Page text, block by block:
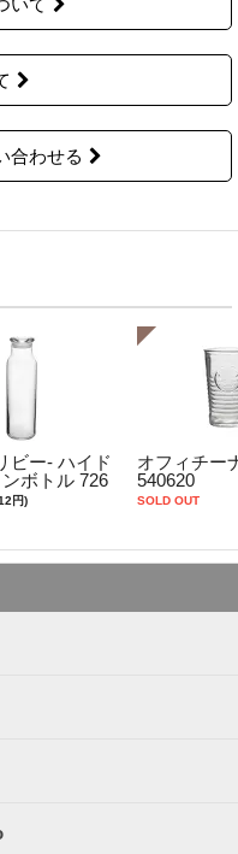
いて
合わせる
ビー- ハイド
ボトル 726
円)
オフィチー
540620
SOLD OUT